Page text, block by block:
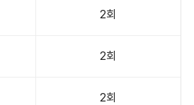
2회
2회
2회